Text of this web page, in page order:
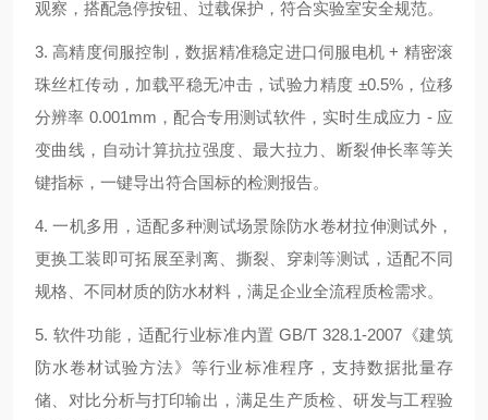
观察，搭配急停按钮、过载保护，符合实验室安全规范。
3. 高精度伺服控制，数据精准稳定进口伺服电机 + 精密滚
珠丝杠传动，加载平稳无冲击，试验力精度 ±0.5%，位移
分辨率 0.001mm，配合专用测试软件，实时生成应力 - 应
变曲线，自动计算抗拉强度、最大拉力、断裂伸长率等关
键指标，一键导出符合国标的检测报告。
4. 一机多用，适配多种测试场景除防水卷材拉伸测试外，
更换工装即可拓展至剥离、撕裂、穿刺等测试，适配不同
规格、不同材质的防水材料，满足企业全流程质检需求。
5. 软件功能，适配行业标准内置 GB/T 328.1-2007《建筑
防水卷材试验方法》等行业标准程序，支持数据批量存
储、对比分析与打印输出，满足生产质检、研发与工程验